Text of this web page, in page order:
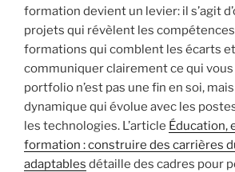
formation devient un levier: il s’agit
projets qui révèlent les
formations qui comblent les écarts
communiquer clairement ce qui
portfolio n’est pas une fin en soi,
dynamique qui évolue avec les
les technologies. L’article Éducation,
formation : construire des carrières
adaptables détaille des cadres pour